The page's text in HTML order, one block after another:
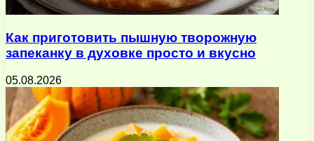
Как приготовить пышную творожную
запеканку в духовке просто и вкусно
05.08.2026